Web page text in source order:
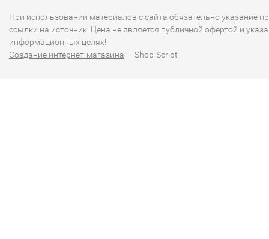
При использовании материалов с сайта обязательно указание
ссылки на источник. Цена не является публичной офертой и
информационных целях!
Создание интернет-магазина — Shop-Script